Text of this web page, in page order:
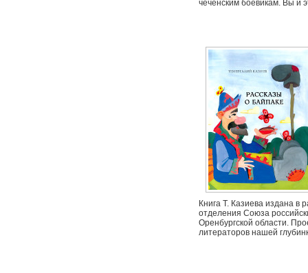
чеченским боевикам. Вы и
Книга Т. Казиева издана в
отделения Союза
Оренбургской области.
литераторов нашей